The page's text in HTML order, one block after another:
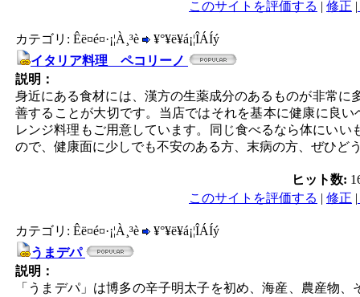
このサイトを評価する | 修正 |
カテゴリ: Êë¤é¤·¡¦À¸³è
¥°¥ë¥á¡¦ÎÁÍý
イタリア料理 ペコリーノ
説明：
身近にある食材には、漢方の生薬成分のあるものが非常
善することが大切です。当店ではそれを基本に健康に良
レンジ料理もご用意しています。同じ食べるなら体にい
ので、健康面に少しでも不安のある方、末病の方、ぜひど
ヒット数:
このサイトを評価する | 修正 |
カテゴリ: Êë¤é¤·¡¦À¸³è
¥°¥ë¥á¡¦ÎÁÍý
うまデパ
説明：
「うまデパ」は博多の辛子明太子を初め、海産、農産物